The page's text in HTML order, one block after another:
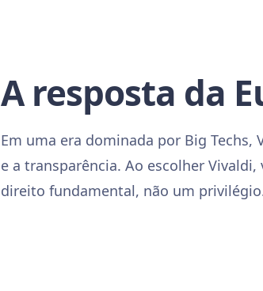
A resposta da
Em uma era dominada por Big
e a transparência. Ao escolher
direito fundamental, não um